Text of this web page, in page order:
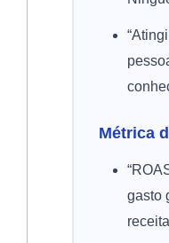
Métrica
gasto
receita